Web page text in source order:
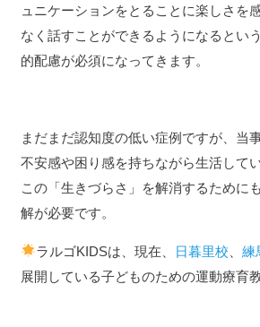
ュニケーションをとることに楽しさを
なく話すことができるようになるとい
的配慮が必須になってきます。
まだまだ認知度の低い症例ですが、当
不安感や困り感を持ちながら生活してい
この「生きづらさ」を解消するために
解が必要です。
ラルゴKIDSは、現在、 日暮里校 練
展開している子どものための運動療育